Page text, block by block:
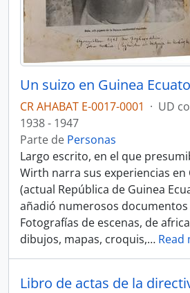
CR AHABAT E-0017-0001 · UD
1938 - 1947
Parte de Personas
Largo escrito, en el que
Wirth narra sus experiencias en
(actual República de Guinea
añadió numerosos documentos
Fotografías de escenas, de
dibujos, mapas, croquis,… Read